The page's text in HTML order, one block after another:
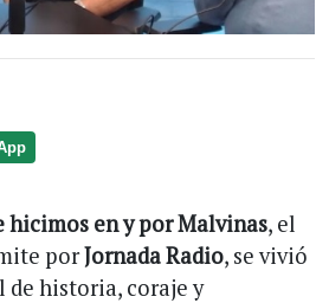
hicimos en y por Malvinas, el
porJornada Radio, se vivió
de historia, coraje y